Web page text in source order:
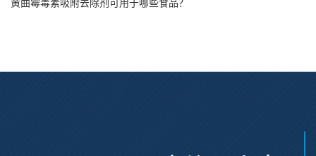
黄曲霉毒素吸附去除剂可用于哪些食品？